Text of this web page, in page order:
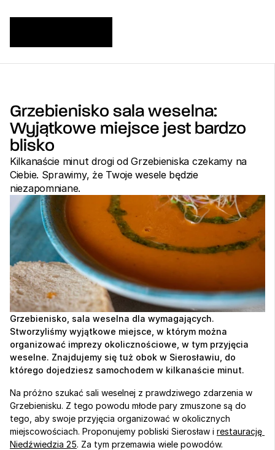
Grzebienisko sala weselna:
Wyjątkowe miejsce jest bardzo
blisko
Kilkanaście minut drogi od Grzebieniska czekamy na
Ciebie. Sprawimy, że Twoje wesele będzie
niezapomniane.
Grzebienisko, sala weselna dla wymagających.
Stworzyliśmy wyjątkowe miejsce, w którym można
organizować imprezy okolicznościowe, w tym przyjęcia
weselne. Znajdujemy się tuż obok w Sierosławiu, do
którego dojedziesz samochodem w kilkanaście minut.
Na próżno szukać sali weselnej z prawdziwego zdarzenia w
Grzebienisku. Z tego powodu młode pary zmuszone są do
tego, aby swoje przyjęcia organizować w okolicznych
miejscowościach. Proponujemy pobliski Sierosław i restaurację
Niedźwiedzia 25. Za tym przemawia wiele powodów.